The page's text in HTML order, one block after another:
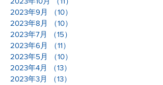
2023年9月
（10）
2023年8月
（10）
2023年7月
（15）
2023年6月
（11）
2023年5月
（10）
2023年4月
（13）
2023年3月
（13）